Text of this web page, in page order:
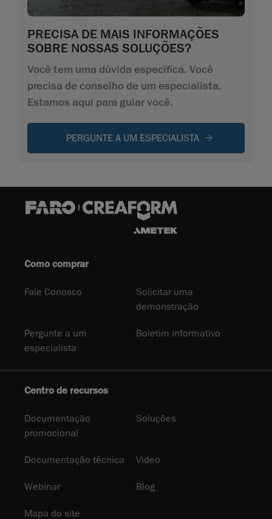
PRECISA DE MAIS INFORMAÇÕES
SOBRE NOSSAS SOLUÇÕES?
Você tem uma dúvida específica. Você
precisa de conselho de um especialista.
Estamos aqui para guiar você.
PERGUNTE A UM ESPECIALISTA
Como comprar
Fale Conosco
Solicitar uma
demonstração
Pergunte a um
especialista
Boletim informativo
Centro de recursos
Documentação
promocional
Soluções
Documentação técnica Video
Webinar Blog
Mapa do site